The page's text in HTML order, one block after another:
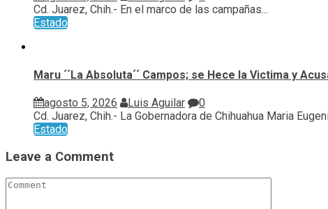
Cd. Juarez, Chih.- En el marco de las campañas...
Estado
Maru ´´La Absoluta´´ Campos; se Hece la Victima y
agosto 5, 2026 Luis Aguilar
0
Cd. Juarez, Chih.- La Gobernadora de Chihuahua Maria
Estado
Leave a Comment